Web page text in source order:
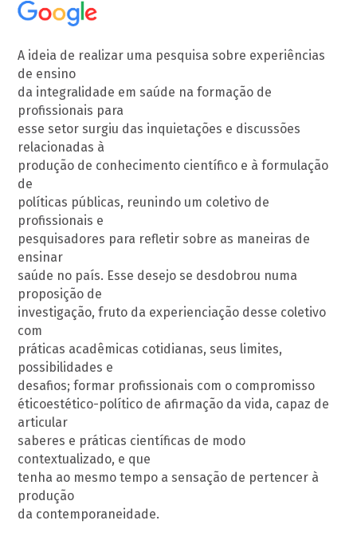
A ideia de realizar uma pesquisa sobre experiências
de ensino
da integralidade em saúde na formação de
profissionais para
esse setor surgiu das inquietações e discussões
relacionadas à
produção de conhecimento científico e à formulação
de
políticas públicas, reunindo um coletivo de
profissionais e
pesquisadores para refletir sobre as maneiras de
ensinar
saúde no país. Esse desejo se desdobrou numa
proposição de
investigação, fruto da experienciação desse coletivo
com
práticas acadêmicas cotidianas, seus limites,
possibilidades e
desafios; formar profissionais com o compromisso
éticoestético-político de afirmação da vida, capaz de
articular
saberes e práticas científicas de modo
contextualizado, e que
tenha ao mesmo tempo a sensação de pertencer à
produção
da contemporaneidade.